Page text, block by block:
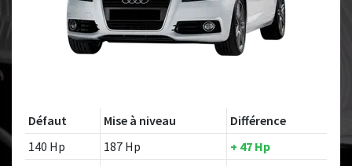
Défaut Mise à niveau
Différence
140 Hp
187 Hp
+ 47 Hp